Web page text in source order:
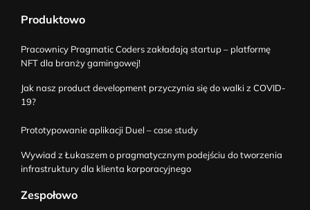
Produktowo
Pracownicy Pragmatic Coders zakładają startup – platformę
NFT dla branży gamingowej!
Jak nasz product development przyczynia się do walki z COVID-
19?
Prototypowanie aplikacji Duel – case study
Wywiad z Łukaszem o pragmatycznym podejściu do tworzenia
infrastruktury dla klienta korporacyjnego
Zespołowo